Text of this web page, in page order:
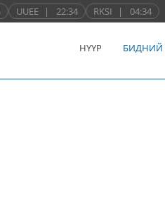
UUEE | 22:34 RKSI | 04:34
НҮҮР БИДНИЙ